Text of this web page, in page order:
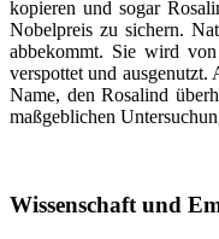
kopieren und sogar
Nobelpreis zu sichern.
abbekommt. Sie wird
verspottet und
Name, den Rosalind
maßgeblichen
Wissenschaft und